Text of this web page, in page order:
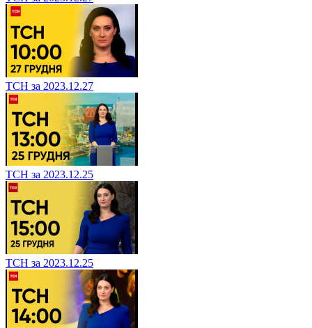
ТСН за 2023.12.27
ТСН за 2023.12.25
ТСН за 2023.12.25